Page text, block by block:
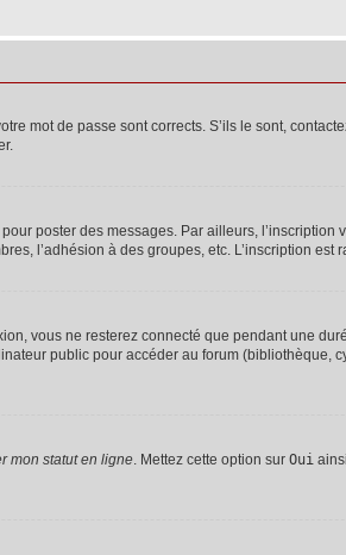
mot de passe sont corrects. S’ils le sont,
poster des messages. Par ailleurs,
l’adhésion à des groupes, etc. L’inscription est
vous ne resterez connecté que pendant une
public pour accéder au forum (bibliothèque,
mon statut en ligne. Mettez cette option sur Oui